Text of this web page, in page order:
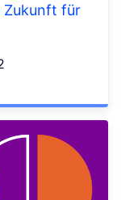
Zukunft für